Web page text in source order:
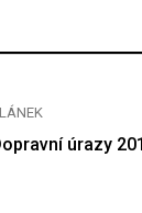
úrazy